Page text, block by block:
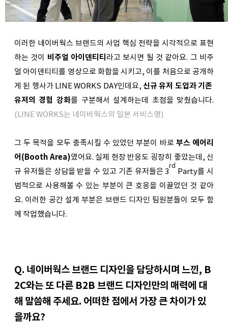
이러한 네이버웍스 브랜드의 사업 핵심 전략을 시각적으로 표현
하는 것이 비주얼 아이덴티티 라고 보시면 될 것 같아요. 그 비주
얼 아이덴티티를 영상으로 화합을 시키고, 이를 처음으로 공개하
게 된 행사가 LINE WORKS DAY인데요, 신규 유저 도입과 기존
유저의 경험 강화를 구분해서 설계하는데 초점을 맞췄습니다.
(LINE WORKS는 네이버웍스의 일본 서비스명)
그 두 목적을 모두 충족시킬 수 있었던 부분이 바로 부스 에어리
어(Booth Area)였어요. 실제 현장 반응도 굉장히 좋았는데, 신
규 유저들은 상담을 받을 수 있고 기존 유저들은 3
rd
Party를 시
범적으로 사용해볼 수 있는 부분이 큰 호응을 이끌었던 것 같아
요. 이러한 공간 설계 부분은 브랜드 디자인 팀원분들이 모두 함
께 작업했습니다.
Q. 네이버웍스 브랜드 디자인을 담당하시며 느낀, B
2C와는 또 다른 B2B 브랜드 디자인만의 매력에 대
해 말씀해 주세요. 어떠한 점에서 가장 큰 차이가 있
을까요?